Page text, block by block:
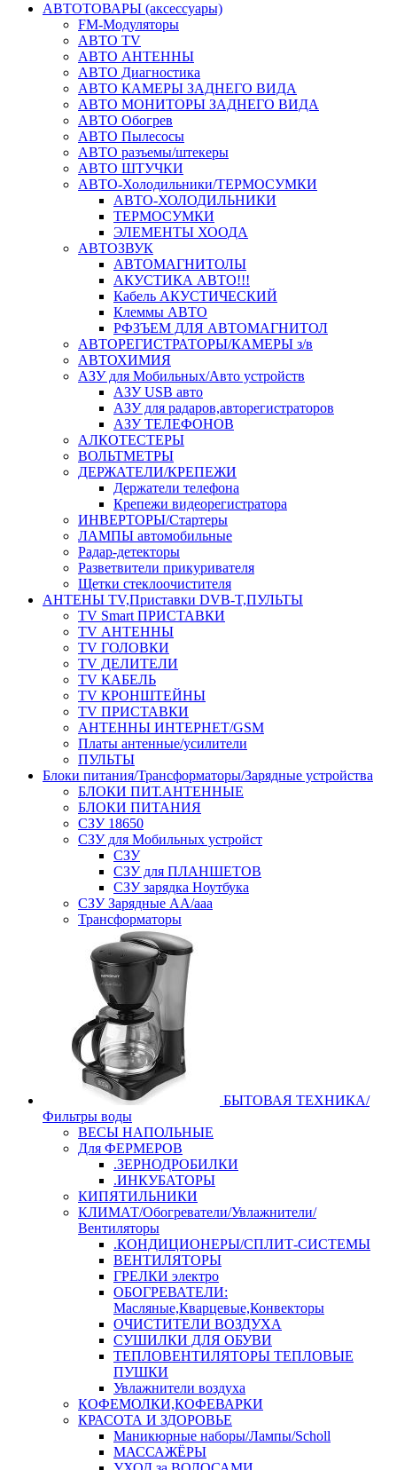
АВТОТОВАРЫ (аксессуары)
FM-Модуляторы
АВТО TV
АВТО АНТЕННЫ
АВТО Диагностика
АВТО КАМЕРЫ ЗАДНЕГО ВИДА
АВТО МОНИТОРЫ ЗАДНЕГО ВИДА
АВТО Обогрев
АВТО Пылесосы
АВТО разъемы/штекеры
АВТО ШТУЧКИ
АВТО-Холодильники/ТЕРМОСУМКИ
АВТО-ХОЛОДИЛЬНИКИ
ТЕРМОСУМКИ
ЭЛЕМЕНТЫ ХООДА
АВТОЗВУК
АВТОМАГНИТОЛЫ
АКУСТИКА АВТО!!!
Кабель АКУСТИЧЕСКИЙ
Клеммы АВТО
РФЗЪЕМ ДЛЯ АВТОМАГНИТОЛ
АВТОРЕГИСТРАТОРЫ/КАМЕРЫ з/в
АВТОХИМИЯ
АЗУ для Мобильных/Авто устройств
АЗУ USB авто
АЗУ для радаров,авторегистраторов
АЗУ ТЕЛЕФОНОВ
АЛКОТЕСТЕРЫ
ВОЛЬТМЕТРЫ
ДЕРЖАТЕЛИ/КРЕПЕЖИ
Держатели телефона
Крепежи видеорегистратора
ИНВЕРТОРЫ/Стартеры
ЛАМПЫ автомобильные
Радар-детекторы
Разветвители прикуривателя
Щетки стеклоочистителя
АНТЕНЫ ТV,Приставки DVB-T,ПУЛЬТЫ
TV Smart ПРИСТАВКИ
TV АНТЕННЫ
TV ГОЛОВКИ
TV ДЕЛИТЕЛИ
TV КАБЕЛЬ
TV КРОНШТЕЙНЫ
TV ПРИСТАВКИ
АНТЕННЫ ИНТЕРНЕТ/GSM
Платы антенные/усилители
ПУЛЬТЫ
Блоки питания/Трансформаторы/Зарядные устройства
БЛОКИ ПИТ.АНТЕННЫЕ
БЛОКИ ПИТАНИЯ
СЗУ 18650
СЗУ для Мобильных устройст
СЗУ
СЗУ для ПЛАНШЕТОВ
СЗУ зарядка Ноутбука
СЗУ Зарядные АА/ааа
Трансформаторы
БЫТОВАЯ ТЕХНИКА/
Фильтры воды
ВЕСЫ НАПОЛЬНЫЕ
Для ФЕРМЕРОВ
.ЗЕРНОДРОБИЛКИ
.ИНКУБАТОРЫ
КИПЯТИЛЬНИКИ
КЛИМАТ/Обогреватели/Увлажнители/
Вентиляторы
.КОНДИЦИОНЕРЫ/СПЛИТ-СИСТЕМЫ
ВЕНТИЛЯТОРЫ
ГРЕЛКИ электро
ОБОГРЕВАТЕЛИ:
Масляные,Кварцевые,Конвекторы
ОЧИСТИТЕЛИ ВОЗДУХА
СУШИЛКИ ДЛЯ ОБУВИ
ТЕПЛОВЕНТИЛЯТОРЫ ТЕПЛОВЫЕ
ПУШКИ
Увлажнители воздуха
КОФЕМОЛКИ,КОФЕВАРКИ
КРАСОТА И ЗДОРОВЬЕ
Маникюрные наборы/Лампы/Scholl
МАССАЖЁРЫ